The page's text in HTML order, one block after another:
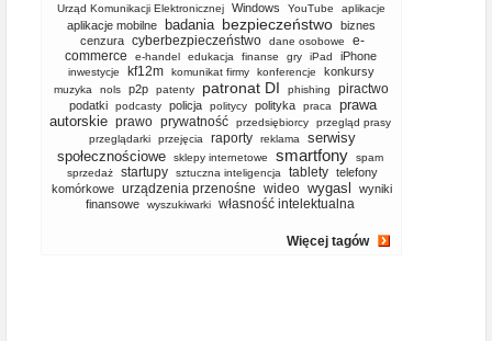
Urząd Komunikacji Elektronicznej Windows YouTube aplikacje
aplikacje mobilne badania bezpieczeństwo biznes
cenzura cyberbezpieczeństwo dane osobowe
e-
commerce
e-handel edukacja finanse gry iPad iPhone
inwestycje kf12m komunikat firmy konferencje konkursy
muzyka nols p2p patenty patronat DI phishing piractwo
podatki podcasty policja politycy polityka praca
prawa
autorskie prawo prywatność przedsiębiorcy
przegląd prasy
przeglądarki
przejęcia raporty reklama
serwisy
społecznościowe
sklepy internetowe smartfony
spam
sprzedaż
startupy sztuczna inteligencja tablety telefony
komórkowe
urządzenia przenośne wideo wygasl
wyniki
finansowe
wyszukiwarki własność intelektualna
Więcej tagów